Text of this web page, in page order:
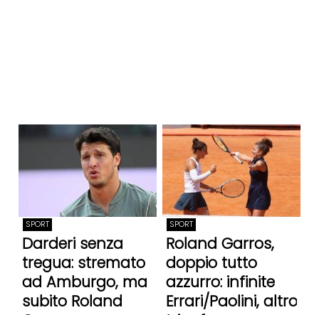
SPORT
Darderi senza
tregua: stremato
ad Amburgo, ma
subito Roland
SPORT
Roland Garros,
doppio tutto
azzurro: infinite
Errari/Paolini, altro